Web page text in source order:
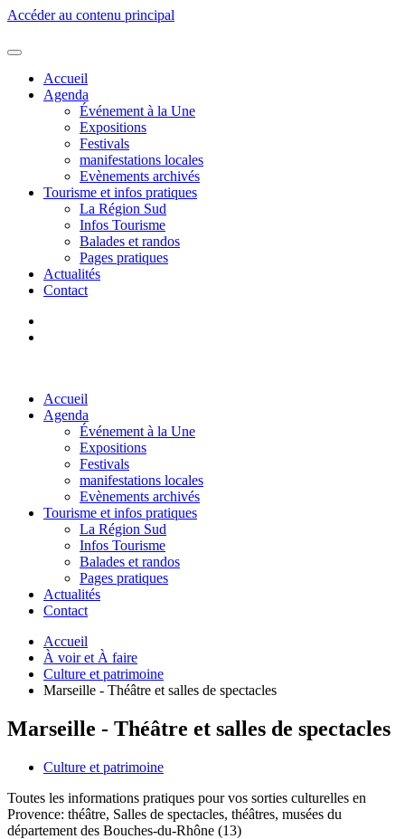
Accéder au contenu principal
Accueil
Agenda
Événement à la Une
Expositions
Festivals
manifestations locales
Evènements archivés
Tourisme et infos pratiques
La Région Sud
Infos Tourisme
Balades et randos
Pages pratiques
Actualités
Contact
Accueil
Agenda
Événement à la Une
Expositions
Festivals
manifestations locales
Evènements archivés
Tourisme et infos pratiques
La Région Sud
Infos Tourisme
Balades et randos
Pages pratiques
Actualités
Contact
Accueil
À voir et À faire
Culture et patrimoine
Marseille - Théâtre et salles de spectacles
Marseille - Théâtre et salles de spectacles
Culture et patrimoine
Toutes les informations pratiques pour vos sorties culturelles en
Provence: théâtre, Salles de spectacles, théâtres, musées du
département des Bouches-du-Rhône (13)